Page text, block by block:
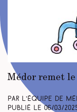
Médor remet le
Par L’équipe de
Publié le 06/03/